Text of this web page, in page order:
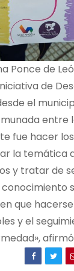
Ponce de
de
el
entre
fue hacer
la temática
y tratar de
que
y el